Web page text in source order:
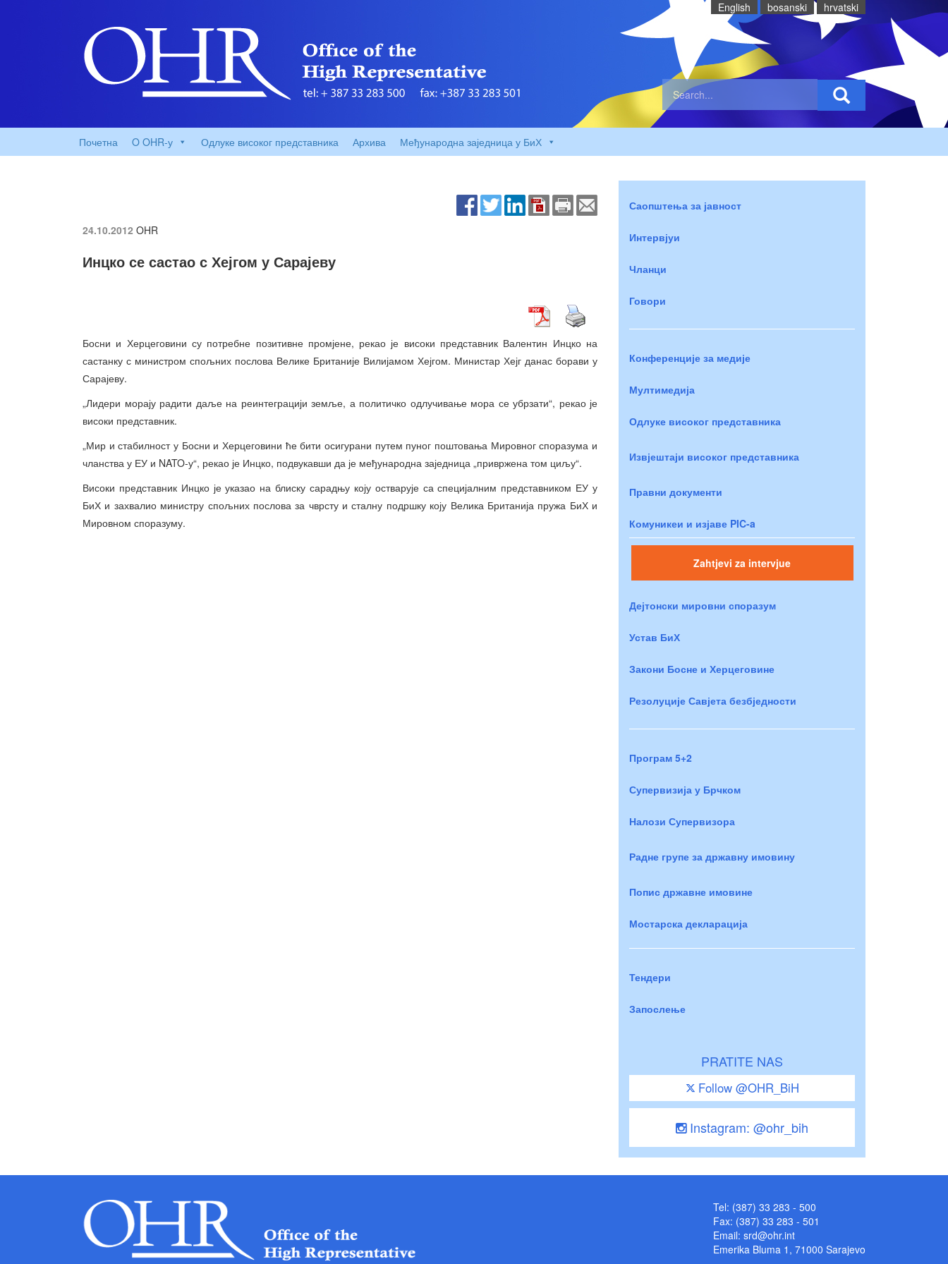
English bosanski hrvatski
Почетна O OHR-у Одлуке високог представника Архива Међународна заједница у БиХ
24.10.2012 OHR
Инцко се састао с Хејгом у Сарајеву
Босни и Херцеговини су потребне позитивне промјене, рекао је високи представник Валентин Инцко на
састанку с министром спољних послова Велике Британије Вилијамом Хејгом. Министар Хејг данас борави у
Сарајеву.
„Лидери морају радити даље на реинтеграцији земље, а политичко одлучивање мора се убрзати“, рекао је
високи представник.
„Мир и стабилност у Босни и Херцеговини ће бити осигурани путем пуног поштовања Мировног споразума и
чланства у ЕУ и NATO-у“, рекао је Инцко, подвукавши да је међународна заједница „привржена том циљу“.
Високи представник Инцко је указао на блиску сарадњу коју остварује са специјалним представником ЕУ у
БиХ и захвалио министру спољних послова за чврсту и сталну подршку коју Велика Британија пружа БиХ и
Мировном споразуму.
Саопштења за јавност
Интервјуи
Чланци
Говори
Конференције за медије
Мултимедија
Одлуке високог представника
Извјештаји високог представника
Правни документи
Комуникеи и изјаве PIC-a
Zahtjevi za intervjue
Дејтонски мировни споразум
Устав БиХ
Закони Босне и Херцеговине
Резолуције Савјета безбједности
Програм 5+2
Супервизија у Брчком
Налози Супервизора
Радне групе за државну имовину
Попис државне имовине
Мостарска декларација
Тендери
Запослење
PRATITE NAS
Follow @OHR_BiH
Instagram: @ohr_bih
Tel: (387) 33 283 - 500
Fax: (387) 33 283 - 501
Email: srd@ohr.int
Emerika Bluma 1, 71000 Sarajevo